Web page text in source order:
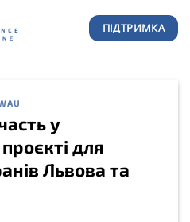
ПІДТРИМКА
у
для
Львова та